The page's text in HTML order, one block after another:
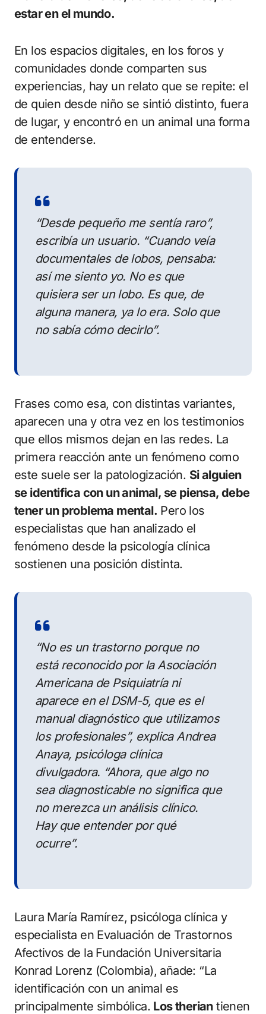
estar en el mundo.
En los espacios digitales, en los foros y
comunidades donde comparten sus
experiencias, hay un relato que se repite: el
de quien desde niño se sintió distinto, fuera
de lugar, y encontró en un animal una forma
de entenderse.
“Desde pequeño me sentía raro”,
escribía un usuario. “Cuando veía
documentales de lobos, pensaba:
así me siento yo. No es que
quisiera ser un lobo. Es que, de
alguna manera, ya lo era. Solo que
no sabía cómo decirlo”.
Frases como esa, con distintas variantes,
aparecen una y otra vez en los testimonios
que ellos mismos dejan en las redes. La
primera reacción ante un fenómeno como
este suele ser la patologización. Si alguien
se identifica con un animal, se piensa, debe
tener un problema mental. Pero los
especialistas que han analizado el
fenómeno desde la psicología clínica
sostienen una posición distinta.
“No es un trastorno porque no
está reconocido por la Asociación
Americana de Psiquiatría ni
aparece en el DSM-5, que es el
manual diagnóstico que utilizamos
los profesionales”, explica Andrea
Anaya, psicóloga clínica
divulgadora. “Ahora, que algo no
sea diagnosticable no significa que
no merezca un análisis clínico.
Hay que entender por qué
ocurre”.
Laura María Ramírez, psicóloga clínica y
especialista en Evaluación de Trastornos
Afectivos de la Fundación Universitaria
Konrad Lorenz (Colombia), añade: “La
identificación con un animal es
principalmente simbólica. Los theriantienen